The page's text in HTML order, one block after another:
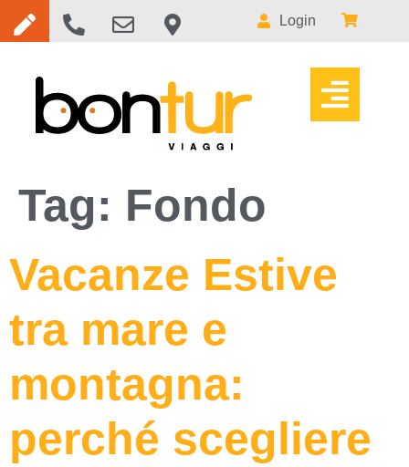
Login
Tag: Fondo
Vacanze Estive
tra mare e
montagna:
perché scegliere